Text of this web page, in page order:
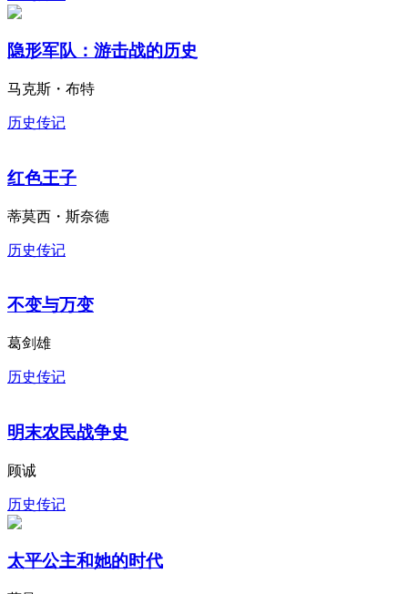
隐形军队：游击战的历史
马克斯・布特
历史传记
红色王子
蒂莫西・斯奈德
历史传记
不变与万变
葛剑雄
历史传记
明末农民战争史
顾诚
历史传记
太平公主和她的时代